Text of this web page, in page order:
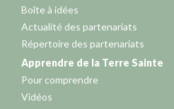
Boîte à idées
Actualité des partenariats
Répertoire des partenariats
Apprendre de la Terre Sainte
Pour comprendre
Vidéos